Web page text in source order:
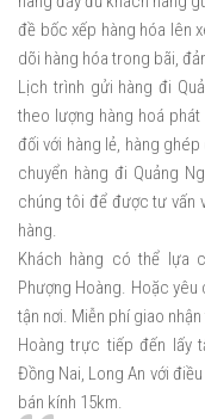
đề bốc xếp hàng hóa lên
dõi hàng hóa trong bãi,
Lịch trình gửi hàng đi
theo lượng hàng hoá
đối với hàng lẻ, hàng
chuyển hàng đi Quảng
chúng tôi để được tư vấn
hàng.
Khách hàng có thể lựa
Phượng Hoàng. Hoặc yêu
tận nơi. Miễn phí giao
Hoàng trực tiếp đến lấy
Đồng Nai, Long An với
bán kính 15km.